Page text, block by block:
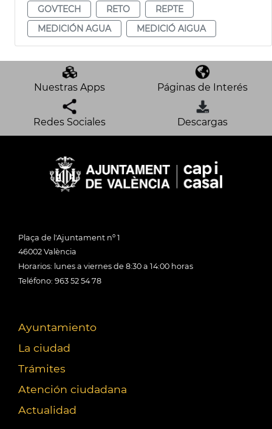
GOVTECH
RETO
REPTE
MEDICIÓN AGUA
MEDICIÓ AIGUA
Nuestras Apps Páginas de Interés
Redes Sociales Descargas
Plaça de l'Ajuntament nº 1
46002 València
Horarios: lunes a viernes de 8:30 a 14:00 horas
Teléfono: 963 52 54 78
Ayuntamiento
La ciudad
Trámites
Atención ciudadana
Actualidad